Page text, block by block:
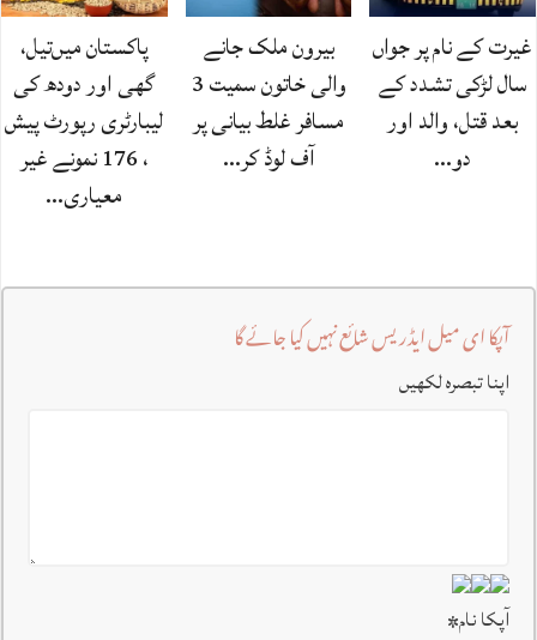
غیرت کے نام پر جواں
سال لڑکی تشدد کے
بعد قتل، والد اور
دو…
بیرون ملک جانے
والی خاتون سمیت 3
مسافر غلط بیانی پر
آف لوڈ کر…
پاکستان میں‌تیل،
گھی اور دودھ کی
لیبارٹری رپورٹ پیش
، 176 نمونے غیر
معیاری…
آپکا ای میل ایڈریس شائع نہیں کیا جائے گا
اپنا تبصرہ لکھیں
آپکا نام*